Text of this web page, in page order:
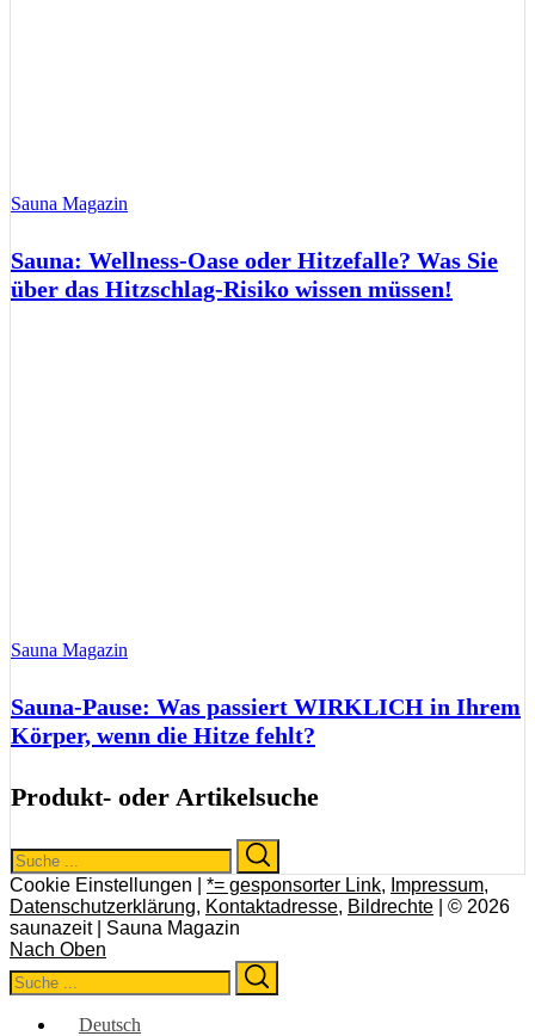
Sauna Magazin
Sauna: Wellness-Oase oder Hitzefalle? Was Sie
über das Hitzschlag-Risiko wissen müssen!
Sauna Magazin
Sauna-Pause: Was passiert WIRKLICH in Ihrem
Körper, wenn die Hitze fehlt?
Produkt- oder Artikelsuche
Search
for:
Cookie Einstellungen | *= gesponsorter Link, Impressum,
Datenschutzerklärung, Kontaktadresse, Bildrechte | © 2026
saunazeit | Sauna Magazin
Nach Oben
Search
for:
Deutsch